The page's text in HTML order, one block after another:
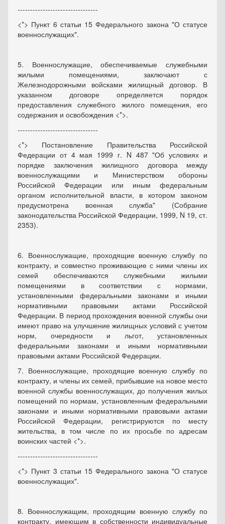
--------------------------------
<*> Пункт 6 статьи 15 Федерального закона "О статусе
военнослужащих".
5. Военнослужащие, обеспечиваемые служебными
жилыми помещениями, заключают с
Железнодорожными войсками жилищный договор. В
указанном договоре определяется порядок
предоставления служебного жилого помещения, его
содержания и освобождения <*>.
--------------------------------
<*> Постановление Правительства Российской
Федерации от 4 мая 1999 г. N 487 "Об условиях и
порядке заключения жилищного договора между
военнослужащими и Министерством обороны
Российской Федерации или иным федеральным
органом исполнительной власти, в котором законом
предусмотрена военная служба" (Собрание
законодательства Российской Федерации, 1999, N 19, ст.
2353).
6. Военнослужащие, проходящие военную службу по
контракту, и совместно проживающие с ними члены их
семей обеспечиваются служебными жилыми
помещениями в соответствии с нормами,
установленными федеральными законами и иными
нормативными правовыми актами Российской
Федерации. В период прохождения военной службы они
имеют право на улучшение жилищных условий с учетом
норм, очередности и льгот, установленных
федеральными законами и иными нормативными
правовыми актами Российской Федерации.
7. Военнослужащие, проходящие военную службу по
контракту, и члены их семей, прибывшие на новое место
военной службы военнослужащих, до получения жилых
помещений по нормам, установленным федеральными
законами и иными нормативными правовыми актами
Российской Федерации, регистрируются по месту
жительства, в том числе по их просьбе по адресам
воинских частей <*>.
--------------------------------
<*> Пункт 3 статьи 15 Федерального закона "О статусе
военнослужащих".
8. Военнослужащим, проходящим военную службу по
контракту, имеющим в собственности индивидуальные